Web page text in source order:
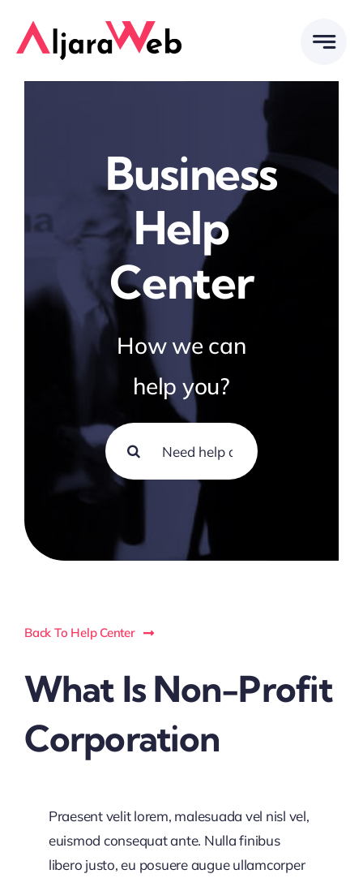
Business
Help
Center
How we can
help you?
Buscar:
Back To Help Center
What Is Non-Profit
Corporation
Praesent velit lorem, malesuada vel nisl vel,
euismod consequat ante. Nulla finibus
libero justo, eu posuere augue ullamcorper